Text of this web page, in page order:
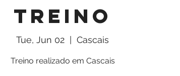
Treino
Tue, Jun 02 Cascais
Treino realizado em Cascais